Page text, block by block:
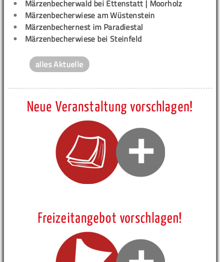
Märzenbecherwald bei Ettenstatt | Moorholz
Märzenbecherwiese am Wüstenstein
Märzenbechernest im Paradiestal
Märzenbecherwiese bei Steinfeld
alles Aktuelle
Neue Veranstaltung vorschlagen!
Freizeitangebot vorschlagen!